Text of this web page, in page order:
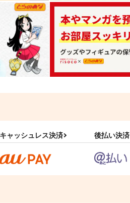
キャッシュレス決済 後払い決済